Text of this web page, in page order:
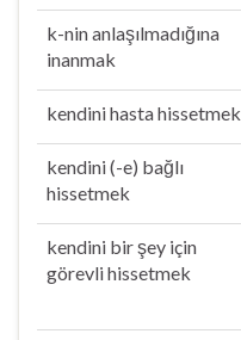
k-nin anlaşılmadığına
inanmak
kendini hasta hissetmek
kendini (-e) bağlı
hissetmek
kendini bir şey için
görevli hissetmek